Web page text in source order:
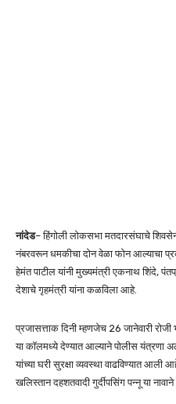
नांदेड– हिंगोली लोकसभा मतदारसंघाचे
नंबरवरून धमकीचा दोन वेळा फोन आल्याचा
हेमंत पाटील यांनी मुख्यमंत्री एकनाथ शिंदे,
देशाचे गृहमंत्री यांना कळविला आहे.
प्रजासत्ताक दिनी म्हणजेच 26 जानेवारी
या कॉलमध्ये देण्यात आल्याने पोलीस यंत्रणा
यांच्या घरी सुरक्षा व्यवस्था वाढविण्यात
खलिस्तान दहशतवादी गुर्दीपसिंग पन्नू या